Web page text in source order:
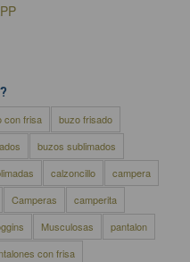
con frisa
buzo frisado
buzos sublimados
calzoncillo
campera
Camperas
camperita
Musculosas
pantalon
con frisa